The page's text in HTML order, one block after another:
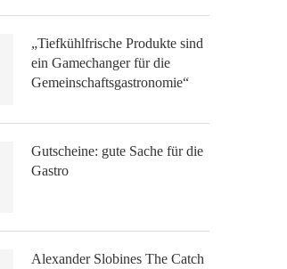
„Tiefkühlfrische Produkte sind
ein Gamechanger für die
Gemeinschaftsgastronomie“
Gutscheine: gute Sache für die
Gastro
Alexander Slobines The Catch